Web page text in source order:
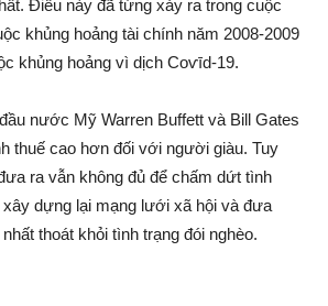
Điều này đã từng xảy ra trong cuộc
khủng hoả‌ng tài chính năm 2008-2009
khủng hoả‌ng vì dịc‌h Coѵīd-19.
nước Mỹ Warren Buffett và Bill Gates
thu‌ế cao hơn đối với người giàu. Tuy
ra vẫn không đủ để chấm dứt tình
xây dựng lại mạn‌g lưới xã hội và đưa
thoát khỏi tình trạng đói nghèo.